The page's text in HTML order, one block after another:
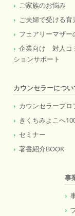
ご家族のお悩み
ご夫婦で受ける育
フェアリーマザー
企業向け 対人コ
ションサポート
カウンセラーについ
カウンセラープロ
きくちみよこへ
セミナー
著書紹介BOOK
事